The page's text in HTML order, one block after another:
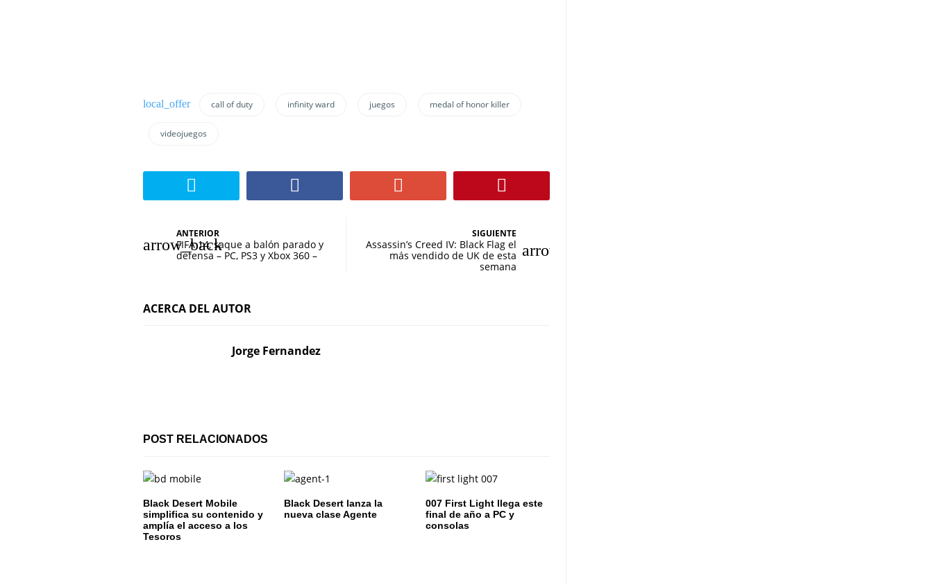
call of duty infinity ward juegos medal of honor killer
videojuegos
a
e
ó
n
d
e
e
ANTERIOR
FIFA 14, saque a balón parado y
defensa – PC, PS3 y Xbox 360 –
SIGUIENTE
Assassin’s Creed IV: Black Flag el
más vendido de UK de esta
semana
ACERCA DEL AUTOR
Jorge Fernandez
POST RELACIONADOS
Black Desert Mobile
simplifica su contenido y
amplía el acceso a los
Tesoros
Black Desert lanza la
nueva clase Agente
007 First Light llega este
final de año a PC y
consolas